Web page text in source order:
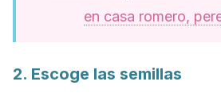
en casa romero,
2. Escoge las semillas